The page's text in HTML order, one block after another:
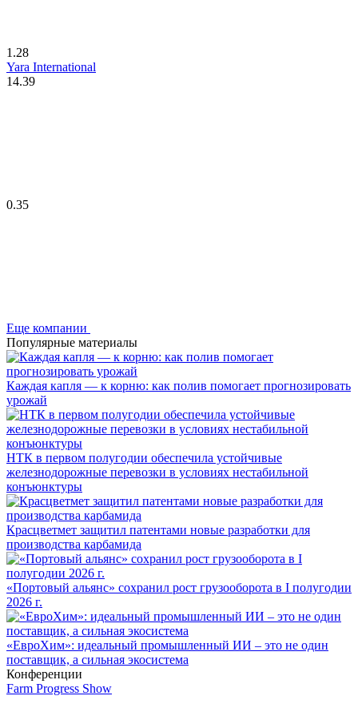
1.28
Yara International
14.39
0.35
Еще компании
Популярные материалы
Каждая капля — к корню: как полив помогает прогнозировать
урожай
НТК в первом полугодии обеспечила устойчивые
железнодорожные перевозки в условиях нестабильной
конъюнктуры
Красцветмет защитил патентами новые разработки для
производства карбамида
«Портовый альянс» сохранил рост грузооборота в I полугодии
2026 г.
«ЕвроХим»: идеальный промышленный ИИ – это не один
поставщик, а сильная экосистема
Конференции
Farm Progress Show